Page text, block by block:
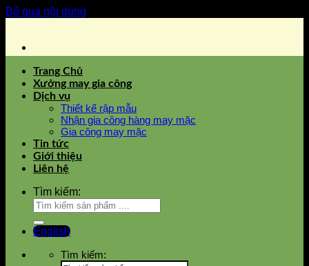
Bỏ qua nội dung
Trang Chủ
Xưởng may gia công
Dịch vụ
Thiết kế rập mẫu
Nhận gia công hàng may mặc
Gia công may mặc
Tin tức
Giới thiệu
Liên hệ
Tìm kiếm:
English
Tìm kiếm: